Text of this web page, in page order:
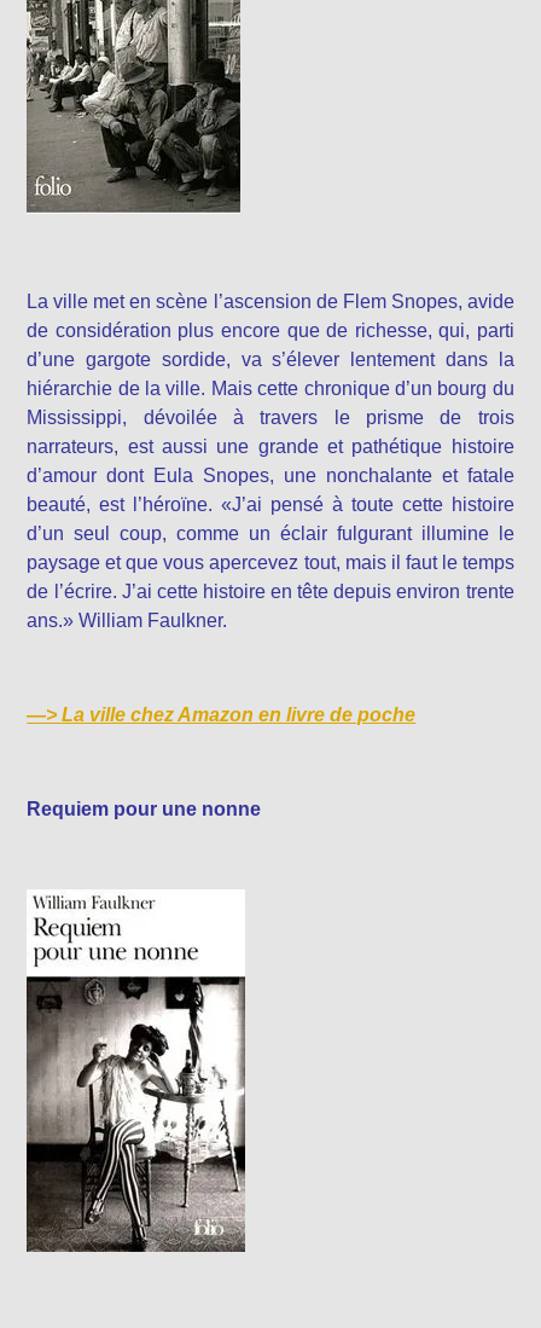
La ville met en scène l’ascension de Flem Snopes, avide
de considération plus encore que de richesse, qui, parti
d’une gargote sordide, va s’élever lentement dans la
hiérarchie de la ville. Mais cette chronique d’un bourg du
Mississippi, dévoilée à travers le prisme de trois
narrateurs, est aussi une grande et pathétique histoire
d’amour dont Eula Snopes, une nonchalante et fatale
beauté, est l’héroïne. «J’ai pensé à toute cette histoire
d’un seul coup, comme un éclair fulgurant illumine le
paysage et que vous apercevez tout, mais il faut le temps
de l’écrire. J’ai cette histoire en tête depuis environ trente
ans.» William Faulkner.
—>La ville chez Amazon en livre de poche
Requiem pour une nonne